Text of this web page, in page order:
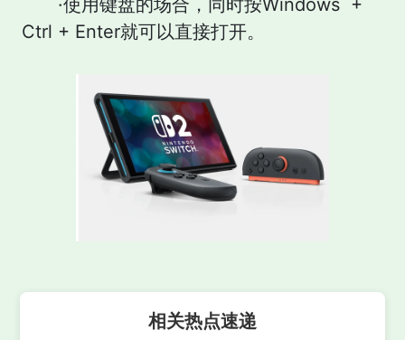
Ctrl + Enter就可以直接打开。
相关热点速递